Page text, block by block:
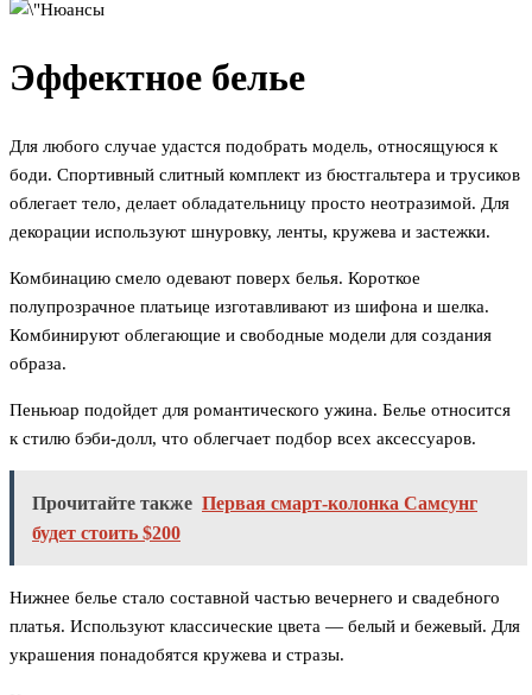
Эффектное белье
Для любого случае удастся подобрать модель, относящуюся к
боди. Спортивный слитный комплект из бюстгальтера и трусиков
облегает тело, делает обладательницу просто неотразимой. Для
декорации используют шнуровку, ленты, кружева и застежки.
Комбинацию смело одевают поверх белья. Короткое
полупрозрачное платьице изготавливают из шифона и шелка.
Комбинируют облегающие и свободные модели для создания
образа.
Пеньюар подойдет для романтического ужина. Белье относится
к стилю бэби-долл, что облегчает подбор всех аксессуаров.
Прочитайте также Первая смарт-колонка Самсунг
будет стоить $200
Нижнее белье стало составной частью вечернего и свадебного
платья. Используют классические цвета — белый и бежевый. Для
украшения понадобятся кружева и стразы.